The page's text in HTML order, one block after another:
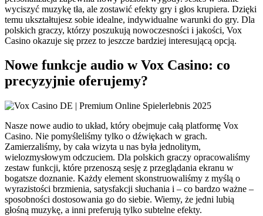
wyciszyć muzykę tła, ale zostawić efekty gry i głos krupiera. Dzięki
temu ukształtujesz sobie idealne, indywidualne warunki do gry. Dla
polskich graczy, którzy poszukują nowoczesności i jakości, Vox
Casino okazuje się przez to jeszcze bardziej interesującą opcją.
Nowe funkcje audio w Vox Casino: co
precyzyjnie oferujemy?
Nasze nowe audio to układ, który obejmuje całą platformę Vox
Casino. Nie pomyśleliśmy tylko o dźwiękach w grach.
Zamierzaliśmy, by cała wizyta u nas była jednolitym,
wielozmysłowym odczuciem. Dla polskich graczy opracowaliśmy
zestaw funkcji, które przenoszą sesję z przeglądania ekranu w
bogatsze doznanie. Każdy element skonstruowaliśmy z myślą o
wyrazistości brzmienia, satysfakcji słuchania i – co bardzo ważne –
sposobności dostosowania go do siebie. Wiemy, że jedni lubią
głośną muzykę, a inni preferują tylko subtelne efekty.